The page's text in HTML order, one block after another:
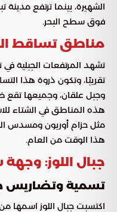
فوق سطح البحر.
مناطق تساقط
تشهد المرتفعات الجبلية
تقريبًا، وتكون ذروة هذا
وجبل علقان، وجميعها تقع
هذه المناطق في الشتاء
مثل حزام أوريون ومسدس
هذا الوقت من العام.
جبال اللوز:
تسمية وتضاريس
اكتسبت جبال اللوز اسمها من